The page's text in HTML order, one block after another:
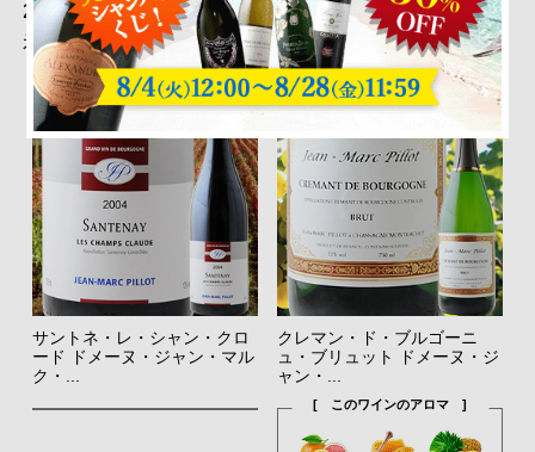
2 | 213|214|215 |216|217 ...225 |
次ページを表
示
サントネ・レ・シャン・クロ
ード ドメーヌ・ジャン・マル
ク・...
クレマン・ド・ブルゴーニ
ュ・ブリュット ドメーヌ・ジ
ャン・...
[ このワインのアロマ ]